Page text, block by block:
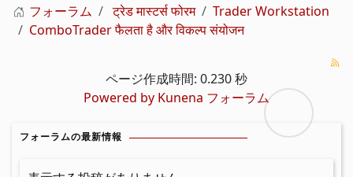
フォーラム ट्रेड मास्टर्स फोरम
Trader Workstation
ComboTrader फैलता है और विकल्प संयोजन
ページ作成時間: 0.230 秒
Powered by Kunena フォーラム
フォーラムの最新情報